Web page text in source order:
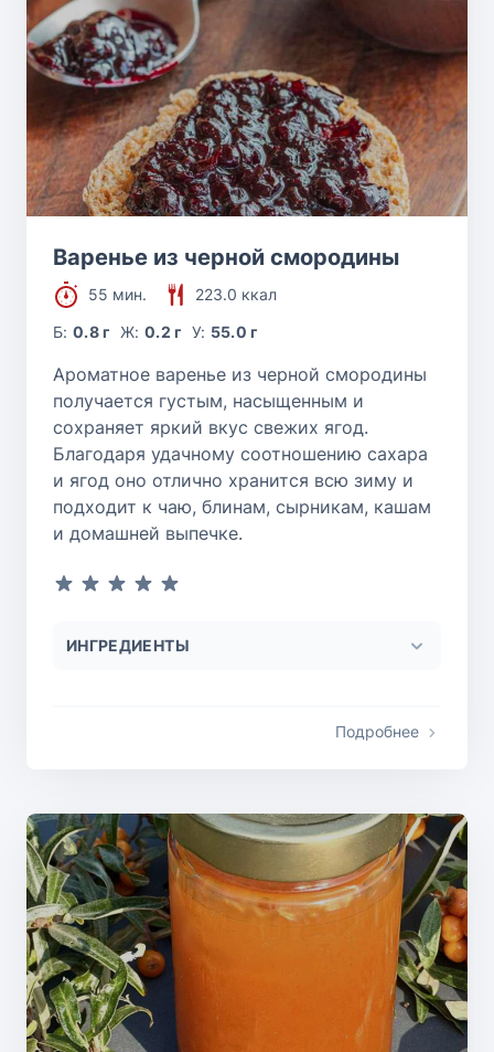
Варенье из черной смородины
55 мин.
223.0 ккал
Б:0.8 г Ж: 0.2 г У: 55.0 г
Ароматное варенье из черной смородины
получается густым, насыщенным и
сохраняет яркий вкус свежих ягод.
Благодаря удачному соотношению сахара
и ягод оно отлично хранится всю зиму и
подходит к чаю, блинам, сырникам, кашам
и домашней выпечке.
ИНГРЕДИЕНТЫ
Подробнее